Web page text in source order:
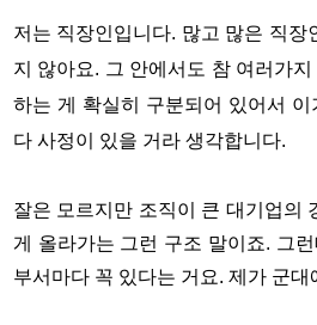
저는 직장인입니다. 많고 많은 직
지 않아요. 그 안에서도 참 여러가
하는 게 확실히 구분되어 있어서
다 사정이 있을 거라 생각합니다.
잘은 모르지만 조직이 큰 대기업의
게 올라가는 그런 구조 말이죠. 그
부서마다 꼭 있다는 거요. 제가 군